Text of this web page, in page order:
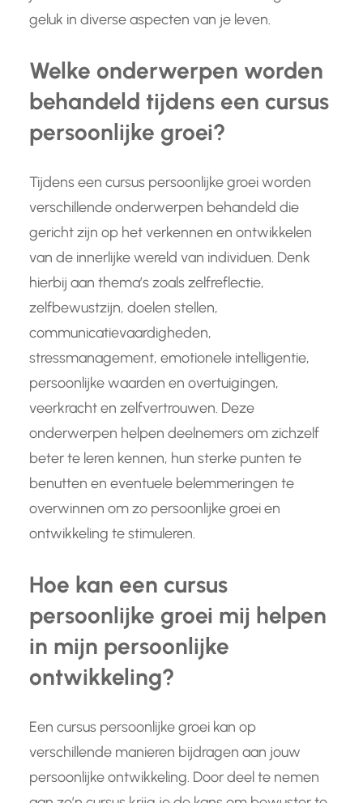
geluk in diverse aspecten van je leven.
Welke onderwerpen worden
behandeld tijdens een cursus
persoonlijke groei?
Tijdens een cursus persoonlijke groei worden
verschillende onderwerpen behandeld die
gericht zijn op het verkennen en ontwikkelen
van de innerlijke wereld van individuen. Denk
hierbij aan thema’s zoals zelfreflectie,
zelfbewustzijn, doelen stellen,
communicatievaardigheden,
stressmanagement, emotionele intelligentie,
persoonlijke waarden en overtuigingen,
veerkracht en zelfvertrouwen. Deze
onderwerpen helpen deelnemers om zichzelf
beter te leren kennen, hun sterke punten te
benutten en eventuele belemmeringen te
overwinnen om zo persoonlijke groei en
ontwikkeling te stimuleren.
Hoe kan een cursus
persoonlijke groei mij helpen
in mijn persoonlijke
ontwikkeling?
Een cursus persoonlijke groei kan op
verschillende manieren bijdragen aan jouw
persoonlijke ontwikkeling. Door deel te nemen